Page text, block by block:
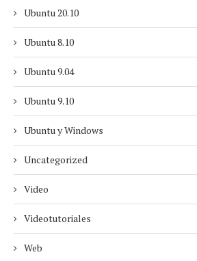
Ubuntu 20.10
Ubuntu 8.10
Ubuntu 9.04
Ubuntu 9.10
Ubuntu y Windows
Uncategorized
Video
Videotutoriales
Web